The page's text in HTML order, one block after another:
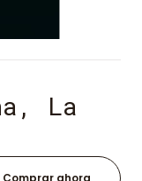
La
Comprar ahora